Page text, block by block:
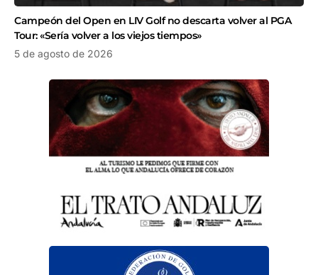
Campeón del Open en LIV Golf no descarta volver al PGA
Tour: «Sería volver a los viejos tiempos»
5 de agosto de 2026